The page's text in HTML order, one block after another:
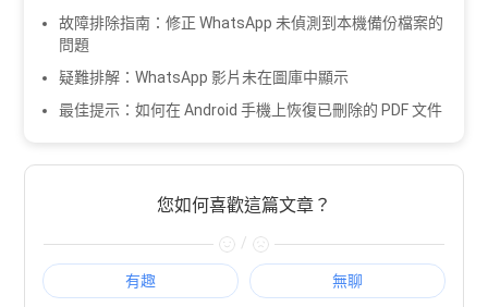
故障排除指南：修正 WhatsApp 未偵測到本機備份檔案的
問題
疑難排解：WhatsApp 影片未在圖庫中顯示
最佳提示：如何在 Android 手機上恢復已刪除的 PDF 文件
您如何喜歡這篇文章？
/
有趣 無聊